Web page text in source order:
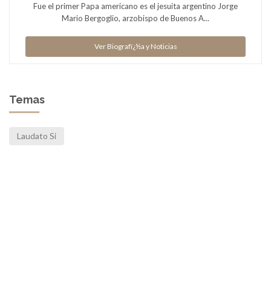
Fue el primer Papa americano es el jesuita argentino Jorge
Mario Bergoglio, arzobispo de Buenos A...
Ver Biografï¿½a y Noticias
Temas
Laudato Si